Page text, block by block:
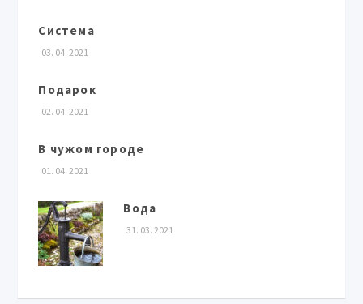
Система
03. 04. 2021
Подарок
02. 04. 2021
В чужом городе
01. 04. 2021
Вода
31. 03. 2021